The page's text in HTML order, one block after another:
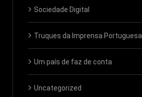
Sociedade Digital
Truques da Imprensa Portuguesa
Um país de faz de conta
Uncategorized